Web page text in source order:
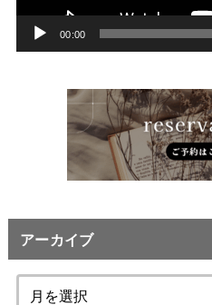
00:00
アーカイブ